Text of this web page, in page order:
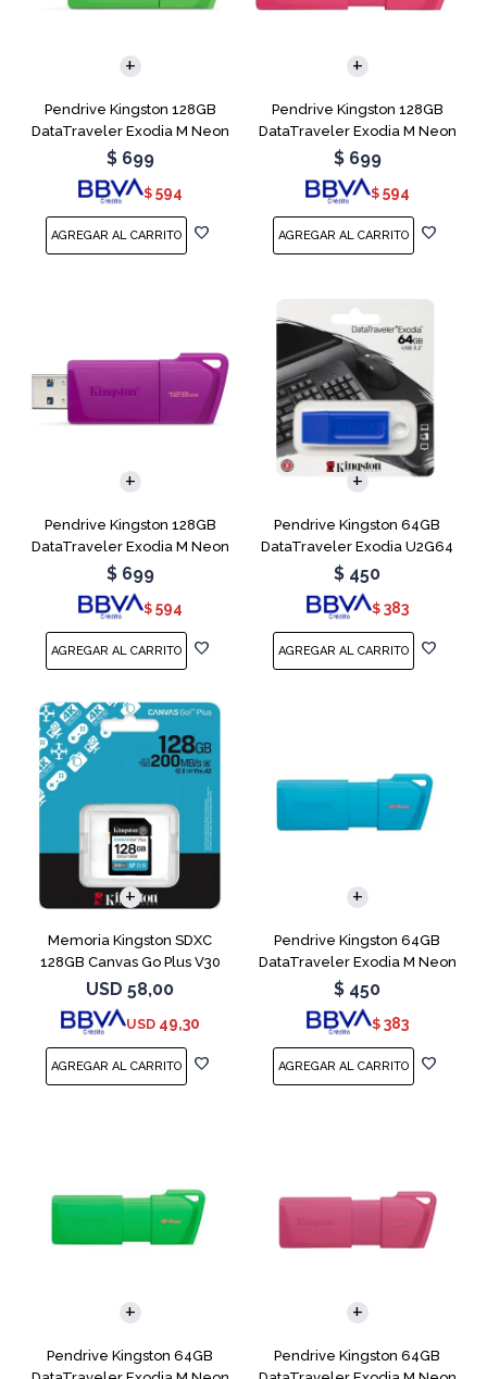
Pendrive Kingston 128GB
DataTraveler Exodia M Neon
Green
$ 699
$ 594
Pendrive Kingston 128GB
DataTraveler Exodia M Neon
Pink
$ 699
$ 594
Pendrive Kingston 128GB
DataTraveler Exodia M Neon
Purple
$ 699
$ 594
Pendrive Kingston 64GB
DataTraveler Exodia U2G64
Blue
$ 450
$ 383
Memoria Kingston SDXC
128GB Canvas Go Plus V30
USD 58,00
USD 49,30
Pendrive Kingston 64GB
DataTraveler Exodia M Neon
Blue
$ 450
$ 383
Pendrive Kingston 64GB
Pendrive Kingston 64GB